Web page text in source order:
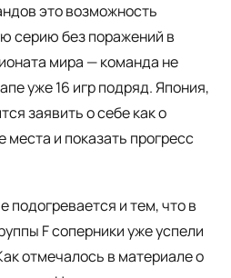
это возможность
серию без поражений в
мира — команда не
уже 16 игр подряд. Япония,
заявить о себе как о
места и показать прогресс
подогревается и тем, что в
F соперники уже успели
отмечалось в материале о